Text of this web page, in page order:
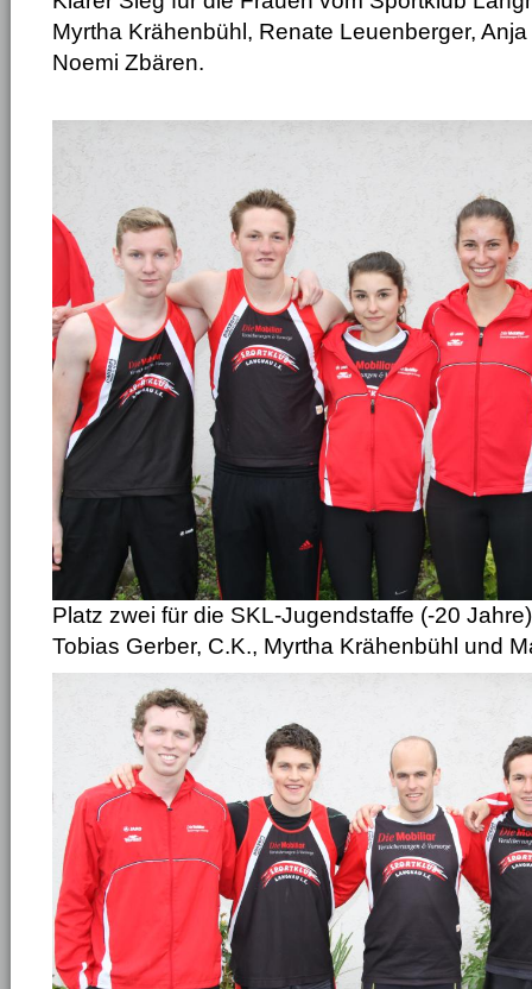
Myrtha Krähenbühl, Renate Leuenberger,
Noemi Zbären.
Platz zwei für die SKL-Jugendstaffe (-20
Tobias Gerber, C.K., Myrtha Krähenbühl und